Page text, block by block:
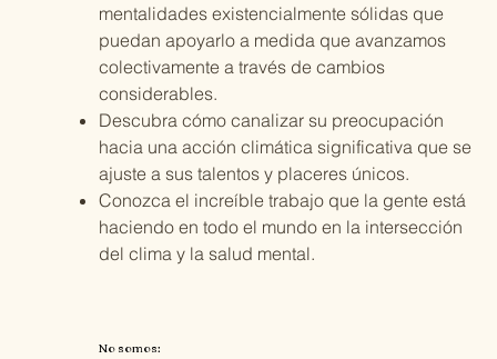
mentalidades existencialmente sólidas que
puedan apoyarlo a medida que avanzamos
colectivamente a través de cambios
considerables.
Descubra cómo canalizar su preocupación
hacia una acción climática significativa que se
ajuste a sus talentos y placeres únicos.
Conozca el increíble trabajo que la gente está
haciendo en todo el mundo en la intersección
del clima y la salud mental.
No somos: